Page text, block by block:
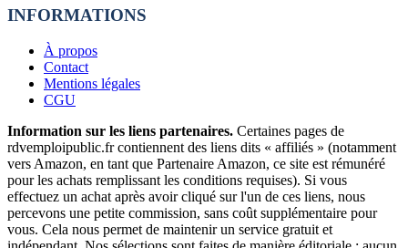
INFORMATIONS
À propos
Contact
Mentions légales
CGU
Information sur les liens partenaires. Certaines pages de
rdvemploipublic.fr contiennent des liens dits « affiliés » (notamment
vers Amazon, en tant que Partenaire Amazon, ce site est rémunéré
pour les achats remplissant les conditions requises). Si vous
effectuez un achat après avoir cliqué sur l'un de ces liens, nous
percevons une petite commission, sans coût supplémentaire pour
vous. Cela nous permet de maintenir un service gratuit et